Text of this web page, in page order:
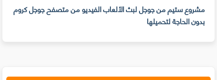
مشروع ستيم من جوجل لبث الألعاب الفيديو من متصفح جوجل كروم
بدون الحاجة لتحميلها